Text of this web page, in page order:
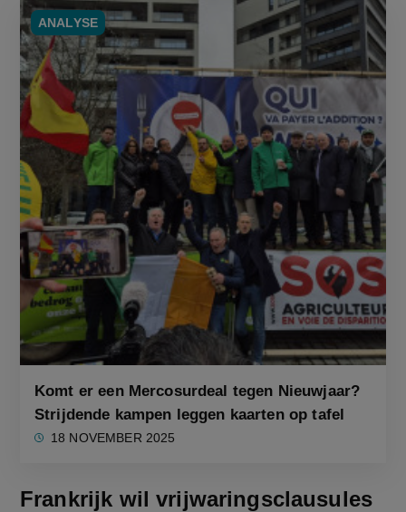
ANALYSE
Komt er een Mercosurdeal tegen Nieuwjaar?
Strijdende kampen leggen kaarten op tafel
18 NOVEMBER 2025
Frankrijk wil vrijwaringsclausules